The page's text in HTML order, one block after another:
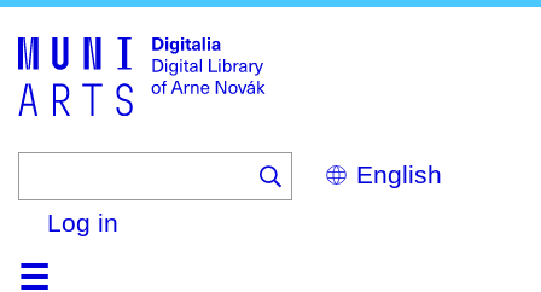
Select
your
Log in